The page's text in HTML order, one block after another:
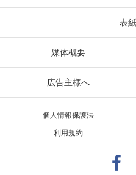
表
媒体概要
広告主様へ
個人情報保護法
利用規約